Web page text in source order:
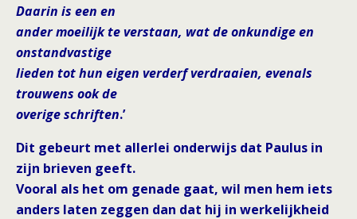
Daarin is een en
ander moeilijk te verstaan, wat de onkundige en
onstandvastige
lieden tot hun eigen verderf verdraaien, evenals
trouwens ook de
overige schriften.’
Dit gebeurt met allerlei onderwijs dat Paulus in
zijn brieven geeft.
Vooral als het om genade gaat, wil men hem iets
anders laten zeggen dan dat hij in werkelijkheid